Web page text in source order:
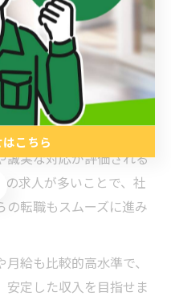
家電店が多く、地元住
指導を受けられる職場が
してスタートできるよ
意されています。
接することが好き」
が重視され、商品知識
誠実な対応が評価される
求人が多いことで、社
の転職もスムーズに進み
給も比較的高水準で、
安定した収入を目指せま
こちら
こちら